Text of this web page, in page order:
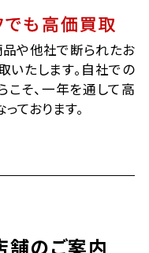
でも高価買取
品や他社で断られたお
いたします。自社での
そ、一年を通して高
ております。
舗のご案内